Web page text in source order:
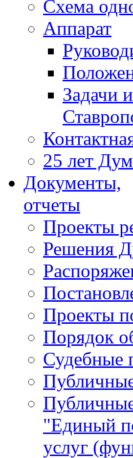
Схема
Аппарат
Задачи
25 лет
Документы,
отчеты
Проекты
Решения
Проекты
Порядок
Судебные
"Единый
услуг